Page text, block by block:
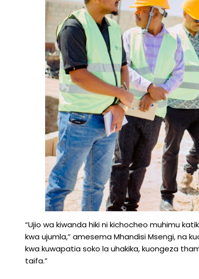
“Ujio wa kiwanda hiki ni kichocheo muhimu
kwa ujumla,” amesema Mhandisi Msengi, na
kwa kuwapatia soko la uhakika, kuongeza
taifa.”